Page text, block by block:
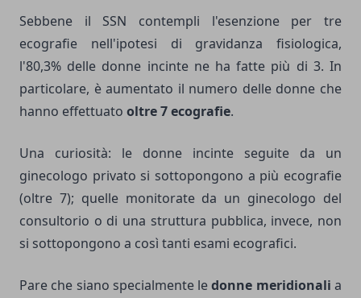
Sebbene il SSN contempli l'esenzione per tre
ecografie nell'ipotesi di gravidanza fisiologica,
l'80,3% delle donne incinte ne ha fatte più di 3. In
particolare, è aumentato il numero delle donne che
hanno effettuato oltre 7 ecografie.
Una curiosità: le donne incinte seguite da un
ginecologo privato si sottopongono a più ecografie
(oltre 7); quelle monitorate da un ginecologo del
consultorio o di una struttura pubblica, invece, non
si sottopongono a così tanti esami ecografici.
Pare che siano specialmente ledonne meridionali a